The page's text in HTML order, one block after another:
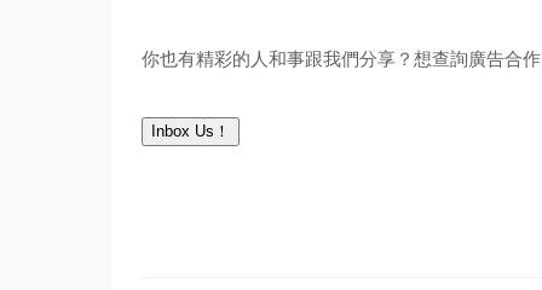
你也有精彩的人和事跟我們分享？想查詢廣告合
Inbox Us！